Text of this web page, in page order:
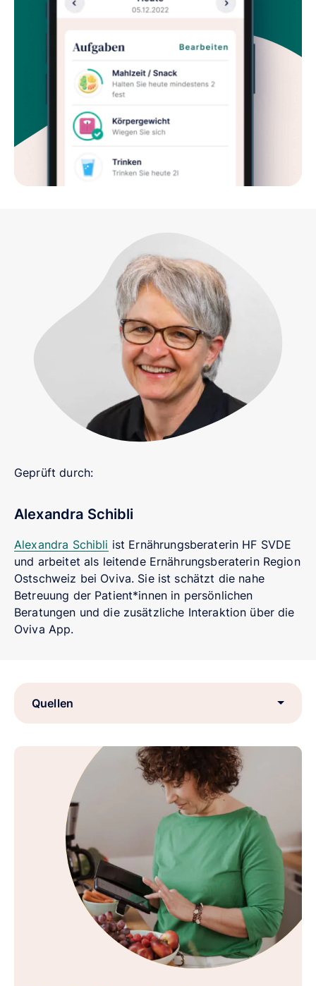
Geprüft durch:
Alexandra Schibli
Alexandra Schibli ist Ernährungsberaterin HF SVDE
und arbeitet als leitende Ernährungsberaterin Region
Ostschweiz bei Oviva. Sie ist schätzt die nahe
Betreuung der Patient*innen in persönlichen
Beratungen und die zusätzliche Interaktion über die
Oviva App.
Quellen